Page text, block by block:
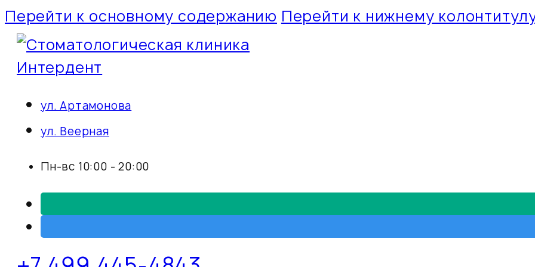
Перейти к основному содержанию Перейти к нижнему
ул. Артамонова
ул. Веерная
Пн-вс 10:00 - 20:00